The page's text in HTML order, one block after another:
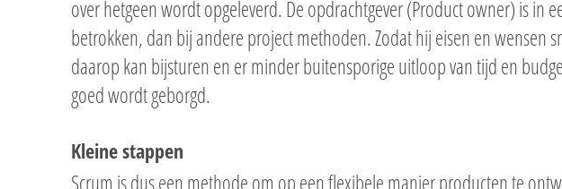
over hetgeen wordt opgeleverd. De opdrachtgever (Product owner) is in
betrokken, dan bij andere project methoden. Zodat hij eisen en wensen
daarop kan bijsturen en er minder buitensporige uitloop van tijd en
goed wordt geborgd.
Kleine stappen
Scrum is dus een methode om op een flexibele manier producten te